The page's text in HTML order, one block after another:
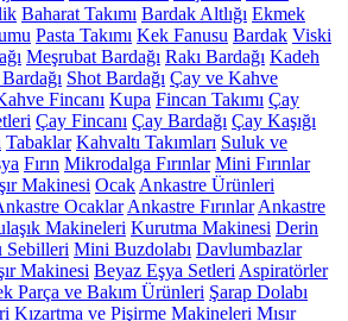
Baharat Takımı Bardak Altlığı Ekmek
Pasta Takımı Kek Fanusu Bardak Viski
Meşrubat Bardağı Rakı Bardağı Kadeh
Shot Bardağı Çay ve Kahve
Fincanı Kupa Fincan Takımı Çay
Çay Fincanı Çay Bardağı Çay Kaşığı
Tabaklar Kahvaltı Takımları Suluk ve
Fırın Mikrodalga Fırınlar Mini Fırınlar
Makinesi Ocak Ankastre Ürünleri
Ocaklar Ankastre Fırınlar Ankastre
Makineleri Kurutma Makinesi Derin
Sebilleri Mini Buzdolabı Davlumbazlar
Makinesi Beyaz Eşya Setleri Aspiratörler
Parça ve Bakım Ürünleri Şarap Dolabı
Kızartma ve Pişirme Makineleri Mısır